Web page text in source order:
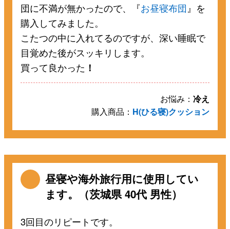
団に不満が無かったので、『お昼寝布団 』を
購入してみました。
こたつの中に入れてるのですが、深い睡眠で
目覚めた後がスッキリします。
買って良かった ！
お悩み： 冷え
購入商品： H(ひる寝)クッション
昼寝や海外旅行用に使用してい
ます。（茨城県 40代 男性）
3回目のリピートです。